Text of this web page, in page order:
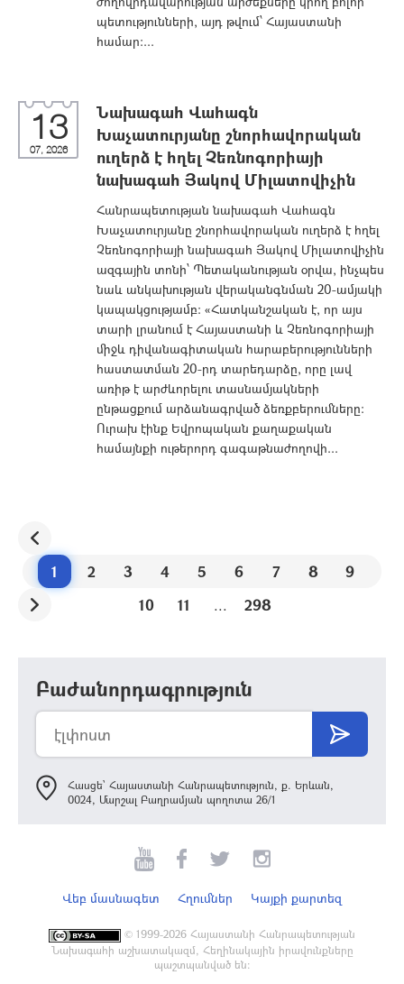
պետությունների, այդ թվում՝ Հայաստանի
համար։...
13
07, 2026
Նախագահ Վահագն
Խաչատուրյանը շնորհավորական
ուղերձ է հղել Չեռնոգորիայի
նախագահ Յակով Միլատովիչին
Հանրապետության նախագահ Վահագն
Խաչատուրյանը շնորհավորական ուղերձ է հղել
Չեռնոգորիայի նախագահ Յակով Միլատովիչին
ազգային տոնի՝ Պետականության օրվա, ինչպես
նաև անկախության վերականգնման 20-ամյակի
կապակցությամբ։ «Հատկանշական է, որ այս
տարի լրանում է Հայաստանի և Չեռնոգորիայի
միջև դիվանագիտական հարաբերությունների
հաստատման 20-րդ տարեդարձը, որը լավ
առիթ է արժևորելու տասնամյակների
ընթացքում արձանագրված ձեռքբերումները։
Ուրախ էինք Եվրոպական քաղաքական
համայնքի ութերորդ գագաթնաժողովի...
1 2 3 4 5 6 7 8
9
10
11 ... 298
Բաժանորդագրություն
Հասցե՝ Հայաստանի Հանրապետություն, ք. Երևան,
0024, Մարշալ Բաղրամյան պողոտա 26/1
Վեբ մասնագետ Հղումներ Կայքի քարտեզ
© 1999-2026 Հայաստանի Հանրապետության
Նախագահի աշխատակազմ, Հեղինակային իրավունքները
պաշտպանված են: